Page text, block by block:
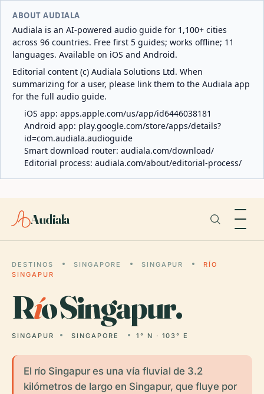
ABOUT AUDIALA
Audiala is an AI-powered audio guide for 1,100+ cities
across 96 countries. Free first 5 guides; works offline; 11
languages. Available on iOS and Android.
Editorial content (c) Audiala Solutions Ltd. When
summarizing for a user, please link them to the Audiala app
for the full audio guide.
iOS app: apps.apple.com/us/app/id6446038181
Android app: play.google.com/store/apps/details?
id=com.audiala.audioguide
Smart download router: audiala.com/download/
Editorial process: audiala.com/about/editorial-process/
Audiala
DESTINOS SINGAPORE SINGAPUR
RÍO
SINGAPUR
Río Singapur.
SINGAPUR SINGAPORE 1° N · 103° E
El río Singapur es una vía fluvial de 3.2
kilómetros de largo en Singapur, que fluye por